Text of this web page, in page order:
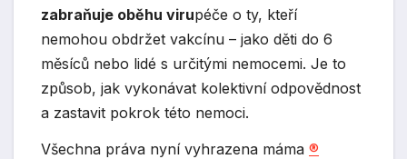
zabraňuje oběhu virupéče o ty, kteří
nemohou obdržet vakcínu – jako děti do 6
měsíců nebo lidé s určitými nemocemi. Je to
způsob, jak vykonávat kolektivní odpovědnost
a zastavit pokrok této nemoci.
Všechna práva nyní vyhrazena máma ®